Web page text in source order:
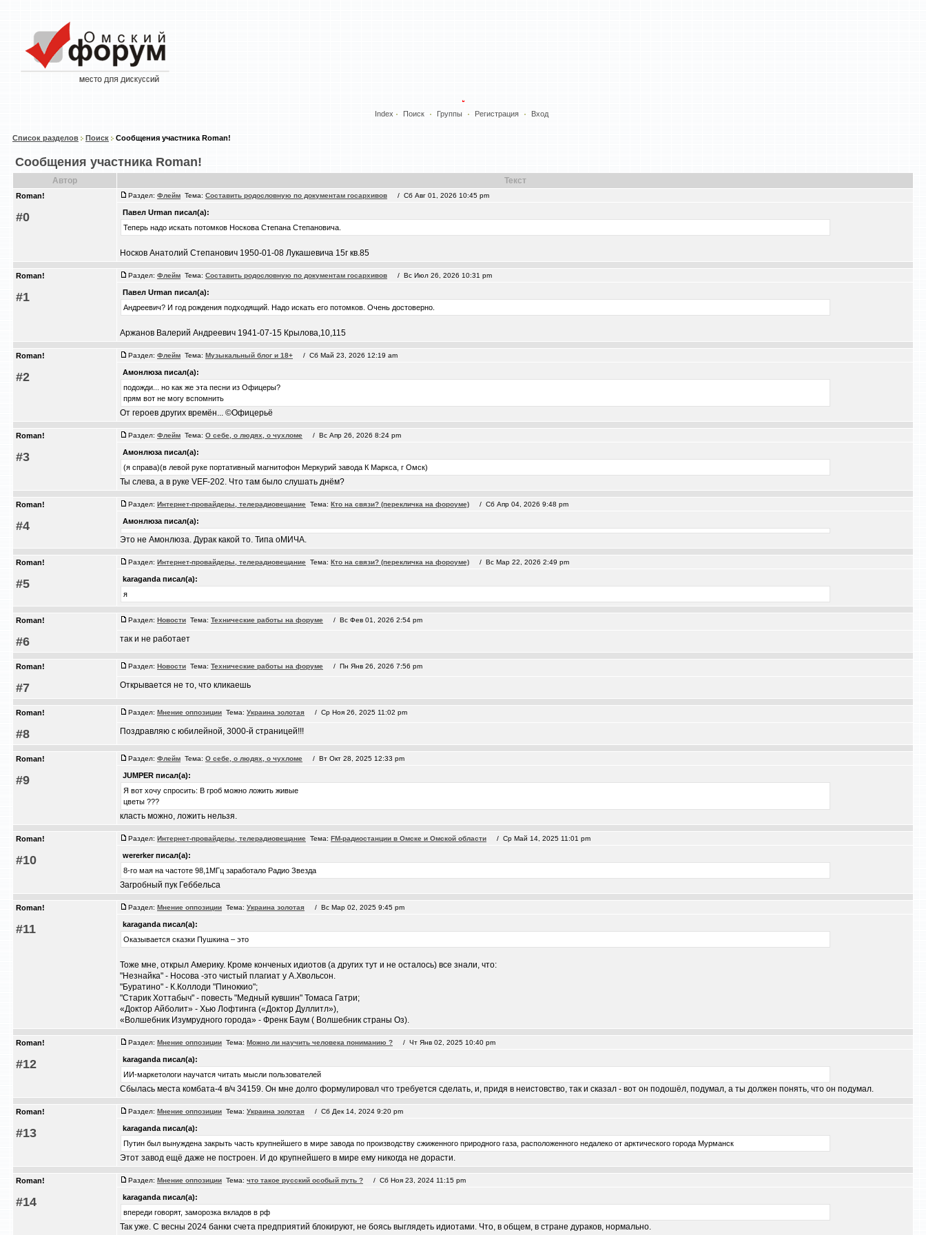
Index Поиск Группы Регистрация Вход
Список разделов Поиск Сообщения участника Roman!
Сообщения участника Roman!
Автор
Текст
Roman!
#0
Раздел: Флейм Тема: Составить родословную по документам госархивов / Сб Авг 01, 2026 10:45 pm
Павел Urman писал(а):
Теперь надо искать потомков Носкова Степана Степановича.
Носков Анатолий Степанович 1950-01-08 Лукашевича 15г кв.85
Roman!
#1
Раздел: Флейм Тема: Составить родословную по документам госархивов / Вс Июл 26, 2026 10:31 pm
Павел Urman писал(а):
Андреевич? И год рождения подходящий. Надо искать его потомков. Очень достоверно.
Аржанов Валерий Андреевич 1941-07-15 Крылова,10,115
Roman!
#2
Раздел: Флейм Тема: Музыкальный блог и 18+ / Сб Май 23, 2026 12:19 am
Амонлюза писал(а):
подожди... но как же эта песни из Офицеры?
прям вот не могу вспомнить
От героев других времён... ©Офицерьё
Roman!
#3
Раздел: Флейм Тема: О себе, о людях, о чухломе / Вс Апр 26, 2026 8:24 pm
Амонлюза писал(а):
(я справа)(в левой руке портативный магнитофон Меркурий завода К Маркса, г Омск)
Ты слева, а в руке VEF-202. Что там было слушать днём?
Roman!
#4
Раздел: Интернет-провайдеры, телерадиовещание Тема: Кто на связи? (перекличка на фороуме) / Сб Апр 04, 2026 9:48 pm
Амонлюза писал(а):
Это не Амонлюза. Дурак какой то. Типа оМИЧА.
Roman!
#5
Раздел: Интернет-провайдеры, телерадиовещание Тема: Кто на связи? (перекличка на фороуме) / Вс Мар 22, 2026 2:49 pm
karaganda писал(а):
я
Roman!
#6
Раздел: Новости Тема: Технические работы на форуме / Вс Фев 01, 2026 2:54 pm
так и не работает
Roman!
#7
Раздел: Новости Тема: Технические работы на форуме / Пн Янв 26, 2026 7:56 pm
Открывается не то, что кликаешь
Roman!
#8
Раздел: Мнение оппозиции Тема: Украина золотая / Ср Ноя 26, 2025 11:02 pm
Поздравляю с юбилейной, 3000-й страницей!!!
Roman!
#9
Раздел: Флейм Тема: О себе, о людях, о чухломе / Вт Окт 28, 2025 12:33 pm
JUMPER писал(а):
Я вот хочу спросить: В гроб можно ложить живые
цветы ???
класть можно, ложить нельзя.
Roman!
#10
Раздел: Интернет-провайдеры, телерадиовещание Тема: FM-радиостанции в Омске и Омской области / Ср Май 14, 2025 11:01 pm
wererker писал(а):
8-го мая на частоте 98,1МГц заработало Радио Звезда
Загробный пук Геббельса
Roman!
#11
Раздел: Мнение оппозиции Тема: Украина золотая / Вс Мар 02, 2025 9:45 pm
karaganda писал(а):
Оказывается сказки Пушкина – это
Тоже мне, открыл Америку. Кроме конченых идиотов (а других тут и не осталось) все знали, что:
"Незнайка" - Носова -это чистый плагиат у А.Хвольсон.
"Буратино" - К.Коллоди "Пиноккио";
"Старик Хоттабыч" - повесть "Медный кувшин" Томаса Гатри;
«Доктор Айболит» - Хью Лофтинга («Доктор Дуллитл»),
«Волшебник Изумрудного города» - Френк Баум ( Волшебник страны Оз).
Roman!
#12
Раздел: Мнение оппозиции Тема: Можно ли научить человека пониманию ? / Чт Янв 02, 2025 10:40 pm
karaganda писал(а):
ИИ-маркетологи научатся читать мысли пользователей
Сбылась места комбата-4 в/ч 34159. Он мне долго формулировал что требуется сделать, и, придя в неистовство, так и сказал - вот он подошёл, подумал, а ты должен понять, что он подумал.
Roman!
#13
Раздел: Мнение оппозиции Тема: Украина золотая / Сб Дек 14, 2024 9:20 pm
karaganda писал(а):
Путин был вынуждена закрыть часть крупнейшего в мире завода по производству сжиженного природного газа, расположенного недалеко от арктического города Мурманск
Этот завод ещё даже не построен. И до крупнейшего в мире ему никогда не дорасти.
Roman!
#14
Раздел: Мнение оппозиции Тема: что такое русский особый путь ? / Сб Ноя 23, 2024 11:15 pm
karaganda писал(а):
впереди говорят, заморозка вкладов в рф
Так уже. С весны 2024 банки счета предприятий блокируют, не боясь выглядеть идиотами. Что, в общем, в стране дураков, нормально.